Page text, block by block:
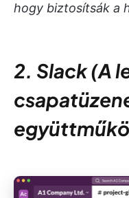
hogy biztosítsák a
2. Slack (A